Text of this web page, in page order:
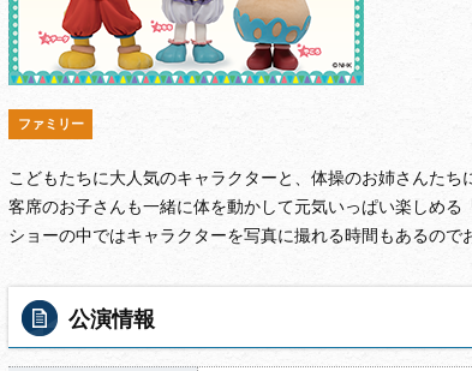
ファミリー
こどもたちに大人気のキャラクターと、体操のお姉さんたち
客席のお子さんも一緒に体を動かして元気いっぱい楽しめる
ショーの中ではキャラクターを写真に撮れる時間もあるので
公演情報